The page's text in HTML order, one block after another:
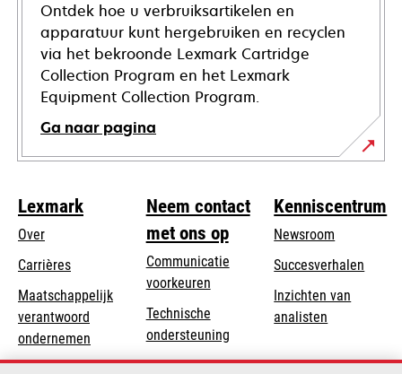
Ontdek hoe u verbruiksartikelen en
apparatuur kunt hergebruiken en recyclen
via het bekroonde Lexmark Cartridge
Collection Program en het Lexmark
Equipment Collection Program.
Ga naar pagina
Lexmark
Over
Carrières
Maatschappelijk
verantwoord
ondernemen
in
Duurzaamheid
Neem contact
met ons op
Communicatie
voorkeuren
Technische
ondersteuningopens
in
Product registratie
Kenniscentrum
Newsroom
Succesverhalen
Inzichten van
analisten